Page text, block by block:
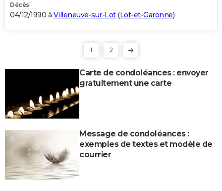
Décès
04/12/1990 à Villeneuve-sur-Lot(Lot-et-Garonne)
1 2
Carte de condoléances : envoyer
gratuitement une carte
Message de condoléances :
exemples de textes et modèle de
courrier